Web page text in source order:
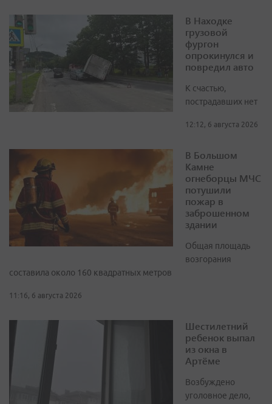
В Находке
грузовой
фургон
опрокинулся и
повредил авто
К счастью,
пострадавших нет
12:12, 6 августа 2026
В Большом
Камне
огнеборцы МЧС
потушили
пожар в
заброшенном
здании
Общая площадь
возгорания
составила около 160 квадратных метров
11:16, 6 августа 2026
Шестилетний
ребенок выпал
из окна в
Артёме
Возбуждено
уголовное дело,